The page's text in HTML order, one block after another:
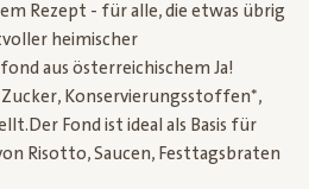
Rezept - für alle, die etwas übrig
heimischer
aus österreichischem Ja!
Konservierungsstoffen*,
Fond ist ideal als Basis für
Risotto, Saucen, Festtagsbraten